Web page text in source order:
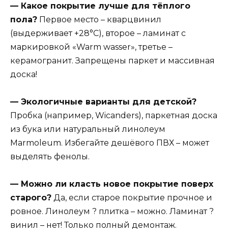
— Какое покрытие лучше для тёплого
пола? Первое место – кварцвинил
(выдерживает +28°С), второе – ламинат с
маркировкой «Warm wasser», третье –
керамогранит. Запрещены паркет и массивная
доска!
— Экологичные варианты для детской?
Пробка (например, Wicanders), паркетная доска
из бука или натуральный линолеум
Marmoleum. Избегайте дешёвого ПВХ – может
выделять фенолы.
— Можно ли класть новое покрытие поверх
старого? Да, если старое покрытие прочное и
ровное. Линолеум ? плитка – можно. Ламинат ?
винил – нет! Только полный демонтаж.